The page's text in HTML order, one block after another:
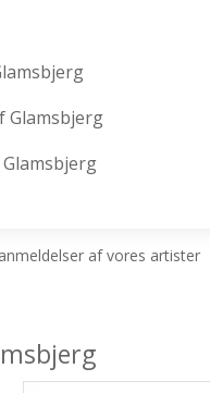
Glamsbjerg
anmeldelser af vores artister